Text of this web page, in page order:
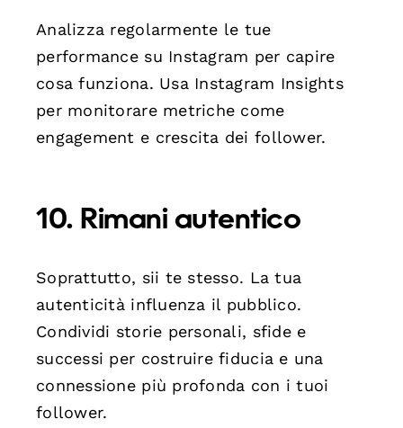
Analizza regolarmente le tue
performance su Instagram per capire
cosa funziona. Usa Instagram Insights
per monitorare metriche come
engagement e crescita dei follower.
10. Rimani autentico
Soprattutto, sii te stesso. La tua
autenticità influenza il pubblico.
Condividi storie personali, sfide e
successi per costruire fiducia e una
connessione più profonda con i tuoi
follower.